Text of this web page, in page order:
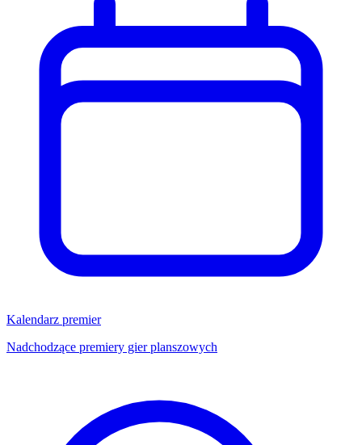
Kalendarz premier
Nadchodzące premiery gier planszowych